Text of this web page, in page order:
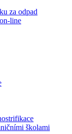
za odpad
line
školami